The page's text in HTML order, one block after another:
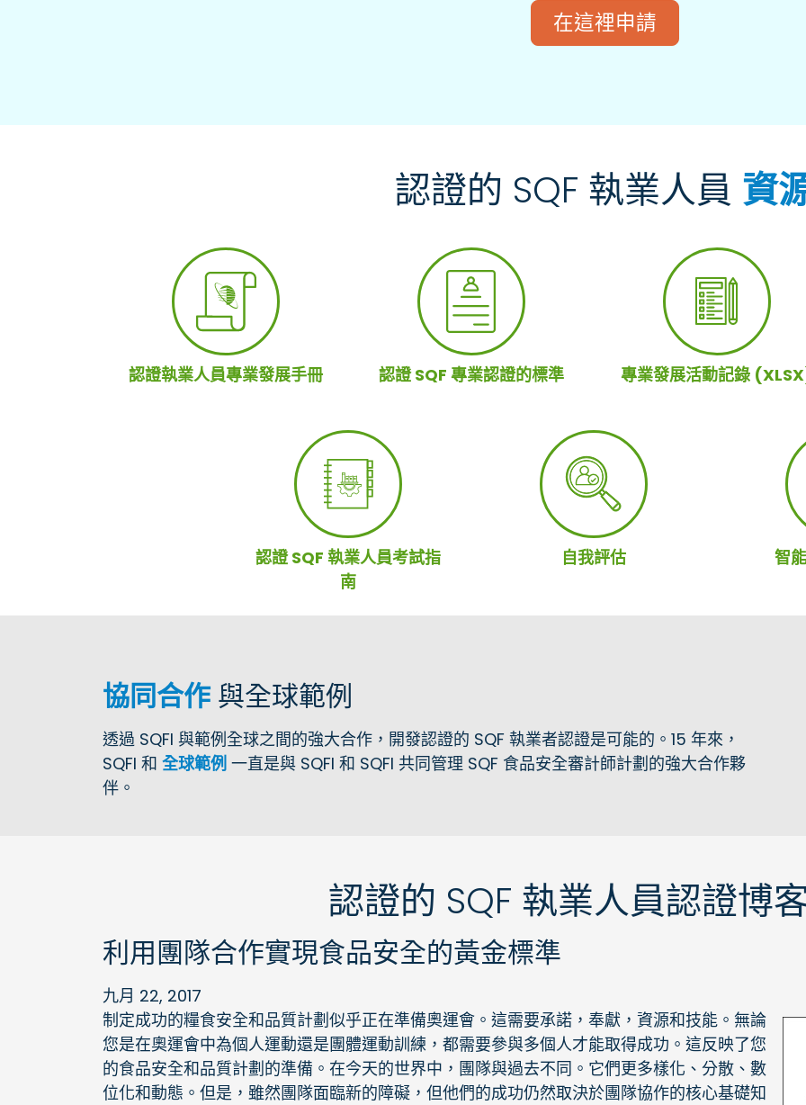
在這裡申請
認證的 SQF 執業人員 資
認證執業人員專業發展手冊 認證 SQF 專業認證的標準 專業發展活動記錄
認證 SQF 執業人員考試指
南
自我評估 智
協同合作 與全球範例
透過 SQFI 與範例全球之間的強大合作，開發認證的 SQF 執業者認證是可能的。15 年來，
SQFI 和 全球範例 一直是與 SQFI 和 SQFI 共同管理 SQF 食品安全審計師計劃的強大合作夥
伴。
認證的 SQF 執業人員認證博
利用團隊合作實現食品安全的黃金標準
九月 22, 2017
制定成功的糧食安全和品質計劃似乎正在準備奧運會。這需要承諾，奉獻，資源和技能。無論
您是在奧運會中為個人運動還是團體運動訓練，都需要參與多個人才能取得成功。這反映了您
的食品安全和品質計劃的準備。在今天的世界中，團隊與過去不同。它們更多樣化、分散、數
位化和動態。但是，雖然團隊面臨新的障礙，但他們的成功仍然取決於團隊協作的核心基礎知